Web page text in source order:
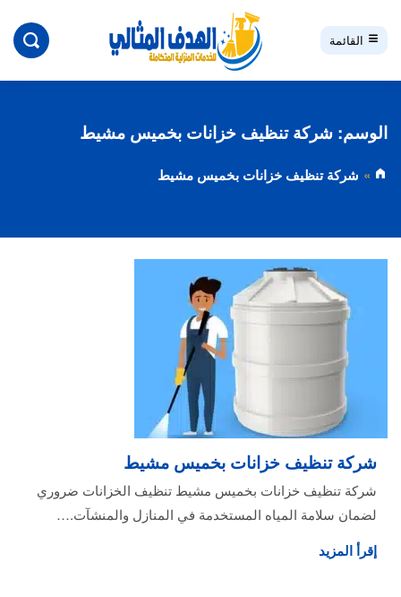
الوسم: شركة تنظيف خزانات بخميس مشيط
شركة تنظيف خزانات بخميس مشيط
شركة تنظيف خزانات بخميس مشيط
شركة تنظيف خزانات بخميس مشيط تنظيف الخزانات ضروري
لضمان سلامة المياه المستخدمة في المنازل والمنشآت.…
إقرأ المزيد